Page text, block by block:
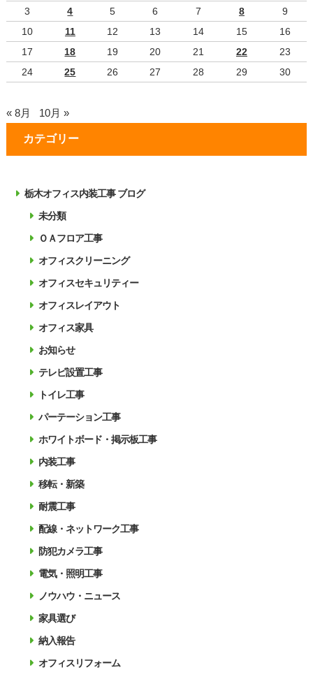
3
4 5 6 7 8
9
10
11 12 13 14 15
16
17
18 19 20 21 22
23
24
25 26 27 28 29 30
« 8月 10月 »
カテゴリー
栃木オフィス内装工事 ブログ
未分類
ＯＡフロア工事
オフィスクリーニング
オフィスセキュリティー
オフィスレイアウト
オフィス家具
お知らせ
テレビ設置工事
トイレ工事
パーテーション工事
ホワイトボード・掲示板工事
内装工事
移転・新築
耐震工事
配線・ネットワーク工事
防犯カメラ工事
電気・照明工事
ノウハウ・ニュース
家具選び
納入報告
オフィスリフォーム